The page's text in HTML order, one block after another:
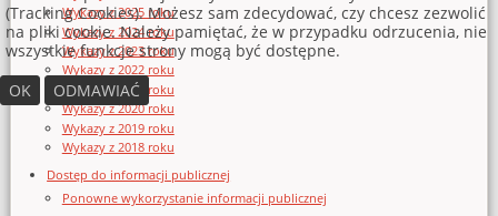
Wykazy z 2025 roku
Wykazy z 2024 roku
Wykazy z 2023 roku
Wykazy z 2022 roku
Wykazy z 2021 roku
Wykazy z 2020 roku
Wykazy z 2019 roku
Wykazy z 2018 roku
Dostęp do informacji publicznej
Ponowne wykorzystanie informacji publicznej
(Tracking Cookies). Możesz sam zdecydować, czy chcesz zezwolić
na pliki cookie. Należy pamiętać, że w przypadku odrzucenia, nie
wszystkie funkcje strony mogą być dostępne.
OK
ODMAWIAĆ